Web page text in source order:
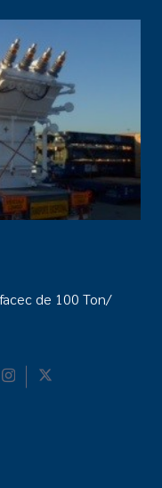
de 100 Ton/